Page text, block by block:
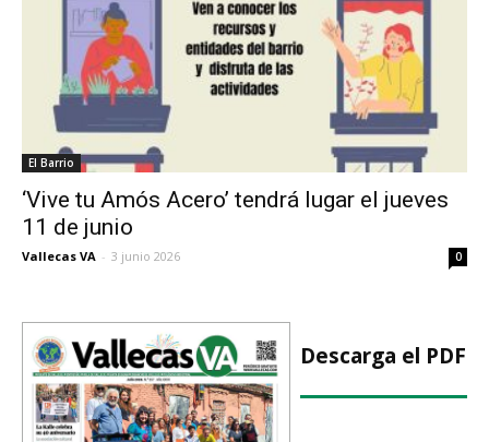
El Barrio
‘Vive tu Amós Acero’ tendrá lugar el jueves
11 de junio
Vallecas VA - 3 junio 2026 0
Descarga el PDF